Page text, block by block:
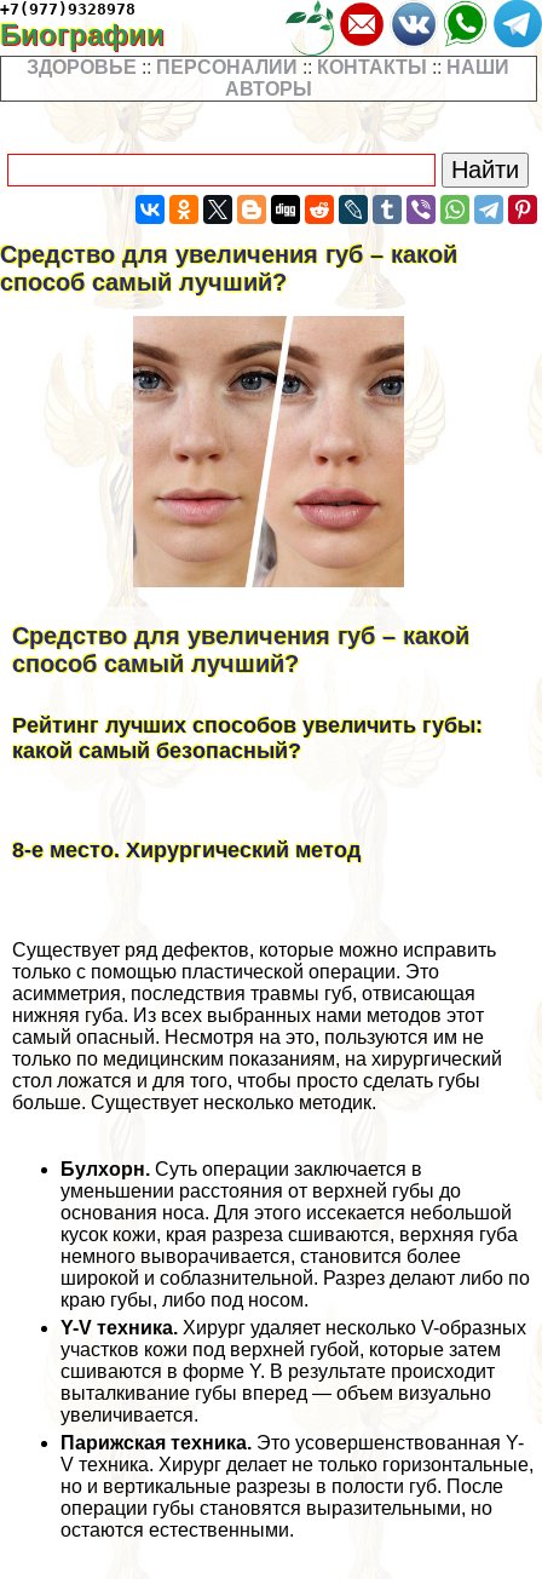
+7(977)9328978
Биографии
ЗДОРОВЬЕ :: ПЕРСОНАЛИИ :: КОНТАКТЫ :: НАШИ
АВТОРЫ
Средство для увеличения губ – какой
способ самый лучший?
Средство для увеличения губ – какой
способ самый лучший?
Рейтинг лучших способов увеличить губы:
какой самый безопасный?
8-е место. Хирургический метод
Существует ряд дефектов, которые можно исправить
только с помощью пластической операции. Это
асимметрия, последствия травмы губ, отвисающая
нижняя губа. Из всех выбранных нами методов этот
самый опасный. Несмотря на это, пользуются им не
только по медицинским показаниям, на хирургический
стол ложатся и для того, чтобы просто сделать губы
больше. Существует несколько методик.
Булхорн. Суть операции заключается в
уменьшении расстояния от верхней губы до
основания носа. Для этого иссекается небольшой
кусок кожи, края разреза сшиваются, верхняя губа
немного выворачивается, становится более
широкой и coблaзнительной. Разрез делают либо по
краю губы, либо под носом.
Y-V техника. Хирург удаляет несколько V-образных
участков кожи под верхней губой, которые затем
сшиваются в форме Y. В результате происходит
выталкивание губы вперед — объем визуально
увеличивается.
Парижская техника. Это усовершенствованная Y-
V техника. Хирург делает не только горизонтальные,
но и вертикальные разрезы в полости губ. После
операции губы становятся выразительными, но
остаются естественными.